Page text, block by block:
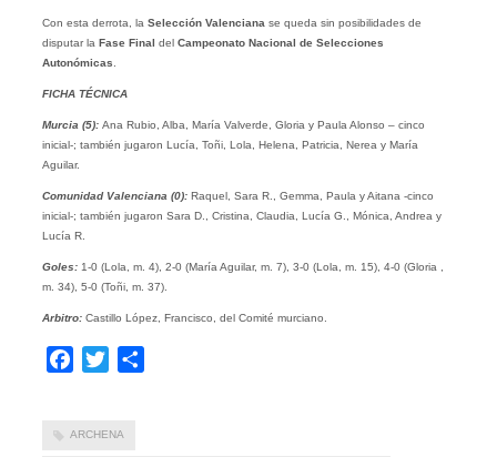
Con esta derrota, la Selección Valenciana se queda sin posibilidades de
disputar la Fase Final del Campeonato Nacional de Selecciones
Autonómicas
FICHA TÉCNICA
Murcia (5): Ana Rubio, Alba, María Valverde, Gloria y Paula Alonso – cinco
inicial-; también jugaron Lucía, Toñi, Lola, Helena, Patricia, Nerea y María
Aguilar.
Comunidad Valenciana (0):Raquel, Sara R., Gemma, Paula y Aitana -cinco
inicial-; también jugaron Sara D., Cristina, Claudia, Lucía G., Mónica, Andrea y
Lucía R.
Goles:1-0 (Lola, m. 4), 2-0 (María Aguilar, m. 7), 3-0 (Lola, m. 15), 4-0 (Gloria ,
m. 34), 5-0 (Toñi, m. 37).
Arbitro:Castillo López, Francisco, del Comité murciano.
Facebook
Twitter
ARCHENA